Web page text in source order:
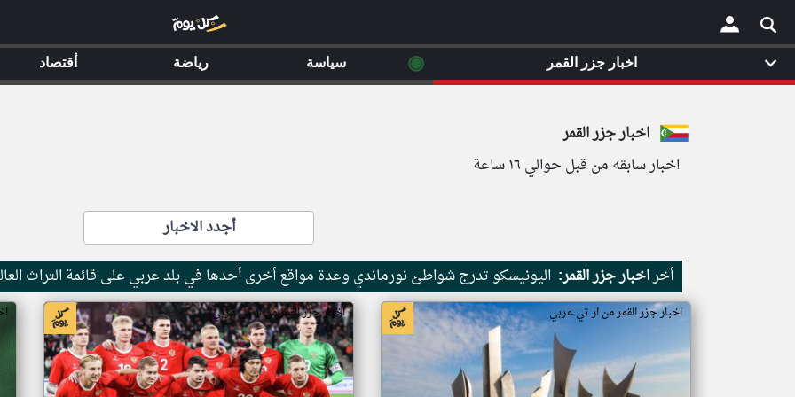
×
اخبار جزر القمر
اخبار سابقه من قبل حوالي ١٦ ساعة
أجدد الاخبار
أخراخبار جزر القمر: اليونيسكو تدرج شواطئ نورماندي وعدة مواقع أخرى أحدها في بلد عربي على قائمة التراث
اخبار جزر القمر من ار تي عربي اخبار جزر القمر من ار تي عربي
اخبار جزر القمر ◉ سياسة رياضة أقتصاد